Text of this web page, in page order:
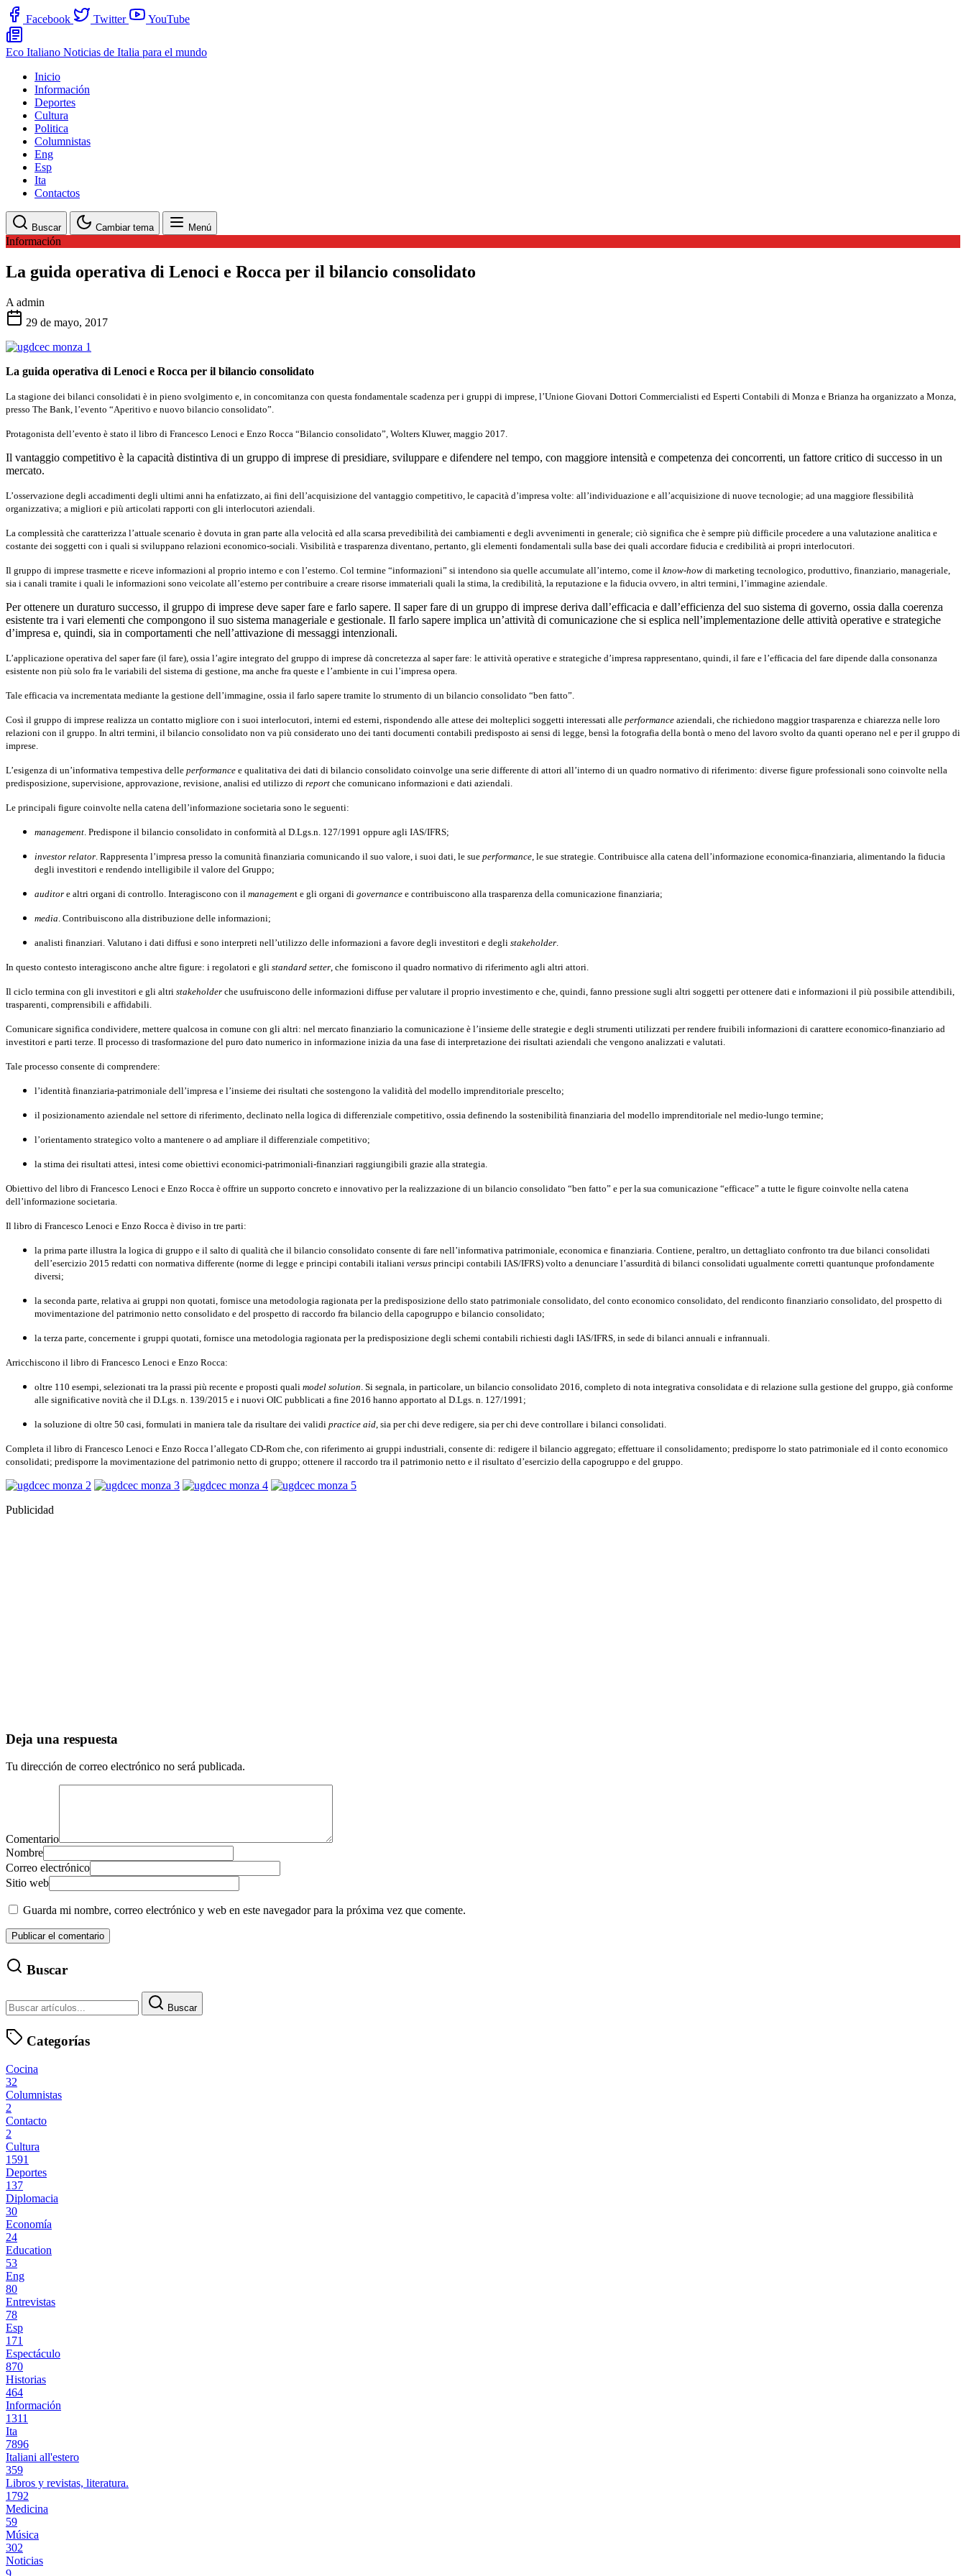
Facebook Twitter YouTube
Eco Italiano Noticias de Italia para el mundo
Inicio
Información
Deportes
Cultura
Politica
Columnistas
Eng
Esp
Ita
Contactos
Buscar Cambiar tema Menú
Información
La guida operativa di Lenoci e Rocca per il bilancio consolidato
A admin
29 de mayo, 2017
La guida operativa di Lenoci e Rocca per il bilancio consolidato
La stagione dei bilanci consolidati è in pieno svolgimento e, in concomitanza con questa fondamentale scadenza per i gruppi di imprese, l’Unione Giovani Dottori Commercialisti ed Esperti Contabili di Monza e Brianza ha organizzato a Monza,
presso The Bank, l’evento “Aperitivo e nuovo bilancio consolidato”.
Protagonista dell’evento è stato il libro di Francesco Lenoci e Enzo Rocca “Bilancio consolidato”, Wolters Kluwer, maggio 2017.
Il vantaggio competitivo è la capacità distintiva di un gruppo di imprese di presidiare, sviluppare e difendere nel tempo, con maggiore intensità e competenza dei concorrenti, un fattore critico di successo in un
mercato.
L’osservazione degli accadimenti degli ultimi anni ha enfatizzato, ai fini dell’acquisizione del vantaggio competitivo, le capacità d’impresa volte: all’individuazione e all’acquisizione di nuove tecnologie; ad una maggiore flessibilità
organizzativa; a migliori e più articolati rapporti con gli interlocutori aziendali.
La complessità che caratterizza l’attuale scenario è dovuta in gran parte alla velocità ed alla scarsa prevedibilità dei cambiamenti e degli avvenimenti in generale; ciò significa che è sempre più difficile procedere a una valutazione analitica e
costante dei soggetti con i quali si sviluppano relazioni economico-sociali. Visibilità e trasparenza diventano, pertanto, gli elementi fondamentali sulla base dei quali accordare fiducia e credibilità ai propri interlocutori.
Il gruppo di imprese trasmette e riceve informazioni al proprio interno e con l’esterno. Col termine “informazioni” si intendono sia quelle accumulate all’interno, come il know-how di marketing tecnologico, produttivo, finanziario, manageriale,
sia i canali tramite i quali le informazioni sono veicolate all’esterno per contribuire a creare risorse immateriali quali la stima, la credibilità, la reputazione e la fiducia ovvero, in altri termini, l’immagine aziendale.
Per ottenere un duraturo successo, il gruppo di imprese deve saper fare e farlo sapere. Il saper fare di un gruppo di imprese deriva dall’efficacia e dall’efficienza del suo sistema di governo, ossia dalla coerenza
esistente tra i vari elementi che compongono il suo sistema manageriale e gestionale. Il farlo sapere implica un’attività di comunicazione che si esplica nell’implementazione delle attività operative e strategiche
d’impresa e, quindi, sia in comportamenti che nell’attivazione di messaggi intenzionali.
L’applicazione operativa del saper fare (il fare), ossia l’agire integrato del gruppo di imprese dà concretezza al saper fare: le attività operative e strategiche d’impresa rappresentano, quindi, il fare e l’efficacia del fare dipende dalla consonanza
esistente non più solo fra le variabili del sistema di gestione, ma anche fra queste e l’ambiente in cui l’impresa opera.
Tale efficacia va incrementata mediante la gestione dell’immagine, ossia il farlo sapere tramite lo strumento di un bilancio consolidato “ben fatto”
Così il gruppo di imprese realizza un contatto migliore con i suoi interlocutori, interni ed esterni, rispondendo alle attese dei molteplici soggetti interessati alle performance aziendali, che richiedono maggior trasparenza e chiarezza nelle loro
relazioni con il gruppo. In altri termini, il bilancio consolidato non va più considerato uno dei tanti documenti contabili predisposto ai sensi di legge, bensì la fotografia della bontà o meno del lavoro svolto da quanti operano nel e per il gruppo di
imprese.
L’esigenza di un’informativa tempestiva delle performance e qualitativa dei dati di bilancio consolidato coinvolge una serie differente di attori all’interno di un quadro normativo di riferimento: diverse figure professionali sono coinvolte nella
predisposizione, supervisione, approvazione, revisione, analisi ed utilizzo di report che comunicano informazioni e dati aziendali.
Le principali figure coinvolte nella catena dell’informazione societaria sono le seguenti:
management . Predispone il bilancio consolidato in conformità al D.Lgs.n. 127/1991 oppure agli IAS/IFRS;
investor relator . Rappresenta l’impresa presso la comunità finanziaria comunicando il suo valore, i suoi dati, le sue performance , le sue strategie. Contribuisce alla catena dell’informazione economica-finanziaria, alimentando la fiducia
degli investitori e rendendo intelligibile il valore del Gruppo;
auditor e altri organi di controllo. Interagiscono con il management e gli organi di governance e contribuiscono alla trasparenza della comunicazione finanziaria;
media . Contribuiscono alla distribuzione delle informazioni;
analisti finanziari. Valutano i dati diffusi e sono interpreti nell’utilizzo delle informazioni a favore degli investitori e degli stakeholder
In questo contesto interagiscono anche altre figure: i regolatori e gli standard setter , che forniscono il quadro normativo di riferimento agli altri attori.
Il ciclo termina con gli investitori e gli altri stakeholder che usufruiscono delle informazioni diffuse per valutare il proprio investimento e che, quindi, fanno pressione sugli altri soggetti per ottenere dati e informazioni il più possibile attendibili,
trasparenti, comprensibili e affidabili.
Comunicare significa condividere, mettere qualcosa in comune con gli altri: nel mercato finanziario la comunicazione è l’insieme delle strategie e degli strumenti utilizzati per rendere fruibili informazioni di carattere economico-finanziario ad
investitori e parti terze. Il processo di trasformazione del puro dato numerico in informazione inizia da una fase di interpretazione dei risultati aziendali che vengono analizzati e valutati.
Tale processo consente di comprendere:
l’identità finanziaria-patrimoniale dell’impresa e l’insieme dei risultati che sostengono la validità del modello imprenditoriale prescelto;
il posizionamento aziendale nel settore di riferimento, declinato nella logica di differenziale competitivo, ossia definendo la sostenibilità finanziaria del modello imprenditoriale nel medio-lungo termine;
l’orientamento strategico volto a mantenere o ad ampliare il differenziale competitivo;
la stima dei risultati attesi, intesi come obiettivi economici-patrimoniali-finanziari raggiungibili grazie alla strategia.
Obiettivo del libro di Francesco Lenoci e Enzo Rocca è offrire un supporto concreto e innovativo per la realizzazione di un bilancio consolidato “ben fatto” e per la sua comunicazione “efficace” a tutte le figure coinvolte nella catena
dell’informazione societaria.
Il libro di Francesco Lenoci e Enzo Rocca è diviso in tre parti:
la prima parte illustra la logica di gruppo e il salto di qualità che il bilancio consolidato consente di fare nell’informativa patrimoniale, economica e finanziaria. Contiene, peraltro, un dettagliato confronto tra due bilanci consolidati
dell’esercizio 2015 redatti con normativa differente (norme di legge e principi contabili italiani versus principi contabili IAS/IFRS) volto a denunciare l’assurdità di bilanci consolidati ugualmente corretti quantunque profondamente
diversi;
la seconda parte, relativa ai gruppi non quotati, fornisce una metodologia ragionata per la predisposizione dello stato patrimoniale consolidato, del conto economico consolidato, del rendiconto finanziario consolidato, del prospetto di
movimentazione del patrimonio netto consolidato e del prospetto di raccordo fra bilancio della capogruppo e bilancio consolidato;
la terza parte, concernente i gruppi quotati, fornisce una metodologia ragionata per la predisposizione degli schemi contabili richiesti dagli IAS/IFRS, in sede di bilanci annuali e infrannuali.
Arricchiscono il libro di Francesco Lenoci e Enzo Rocca:
oltre 110 esempi, selezionati tra la prassi più recente e proposti quali model solution . Si segnala, in particolare, un bilancio consolidato 2016, completo di nota integrativa consolidata e di relazione sulla gestione del gruppo, già conforme
alle significative novità che il D.Lgs. n. 139/2015 e i nuovi OIC pubblicati a fine 2016 hanno apportato al D.Lgs. n. 127/1991;
la soluzione di oltre 50 casi, formulati in maniera tale da risultare dei validi practice aid , sia per chi deve redigere, sia per chi deve controllare i bilanci consolidati.
Completa il libro di Francesco Lenoci e Enzo Rocca l’allegato CD-Rom che, con riferimento ai gruppi industriali, consente di: redigere il bilancio aggregato; effettuare il consolidamento; predisporre lo stato patrimoniale ed il conto economico
consolidati; predisporre la movimentazione del patrimonio netto di gruppo; ottenere il raccordo tra il patrimonio netto e il risultato d’esercizio della capogruppo e del gruppo.
Publicidad
Deja una respuesta
Tu dirección de correo electrónico no será publicada.
Comentario
Nombre
Correo electrónico
Sitio web
Guarda mi nombre, correo electrónico y web en este navegador para la próxima vez que comente.
Buscar
Buscar
Categorías
Cocina
32
Columnistas
2
Contacto
2
Cultura
1591
Deportes
137
Diplomacia
30
Economía
24
Education
53
Eng
80
Entrevistas
78
Esp
171
Espectáculo
870
Historias
464
Información
1311
Ita
7896
Italiani all'estero
359
Libros y revistas, literatura.
1792
Medicina
59
Música
302
Noticias